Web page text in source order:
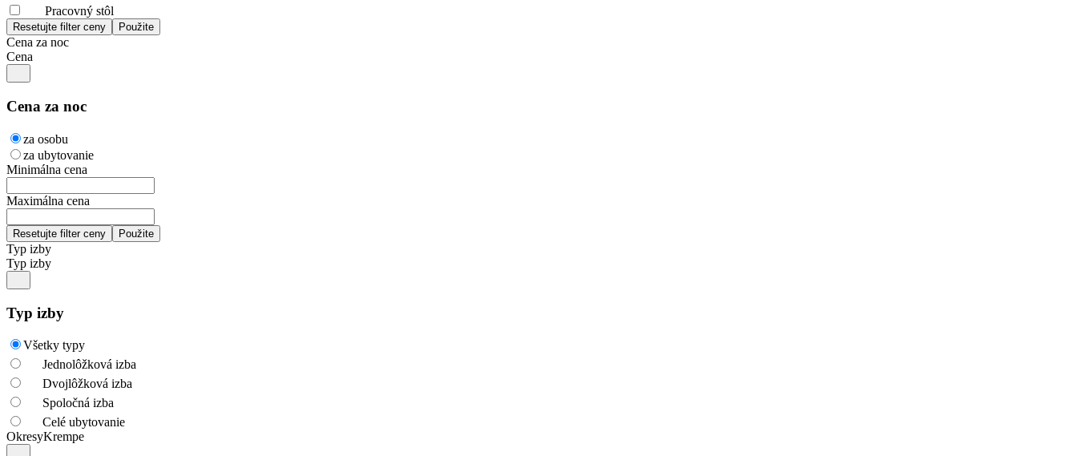
Pracovný stôl
Cena za noc
Cena
Cena za noc
za osobu
za ubytovanie
Minimálna cena
Maximálna cena
Typ izby
Typ izby
Typ izby
Všetky typy
Jednolôžková izba
Dvojlôžková izba
Spoločná izba
Celé ubytovanie
OkresyKrempe